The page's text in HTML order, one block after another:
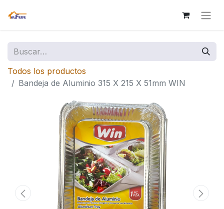
Todos los productos
Bandeja de Aluminio 315 X 215 X 51mm WIN